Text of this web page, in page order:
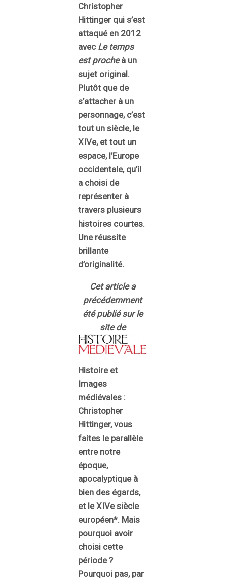
Christopher
Hittinger qui s’est
attaqué en 2012
avec Le temps
est procheà un
sujet original.
Plutôt que de
s’attacher à un
personnage, c’est
tout un siècle, le
XIVe, et tout un
espace, l’Europe
occidentale, qu’il
a choisi de
représenter à
travers plusieurs
histoires courtes.
Une réussite
brillante
d’originalité.
Cet article a
précédemment
été publié sur le
site de
Histoire et
Images
médiévales :
Christopher
Hittinger, vous
faites le parallèle
entre notre
époque,
apocalyptique à
bien des égards,
et le XIVe siècle
européen*. Mais
pourquoi avoir
choisi cette
période ?
Pourquoi pas, par